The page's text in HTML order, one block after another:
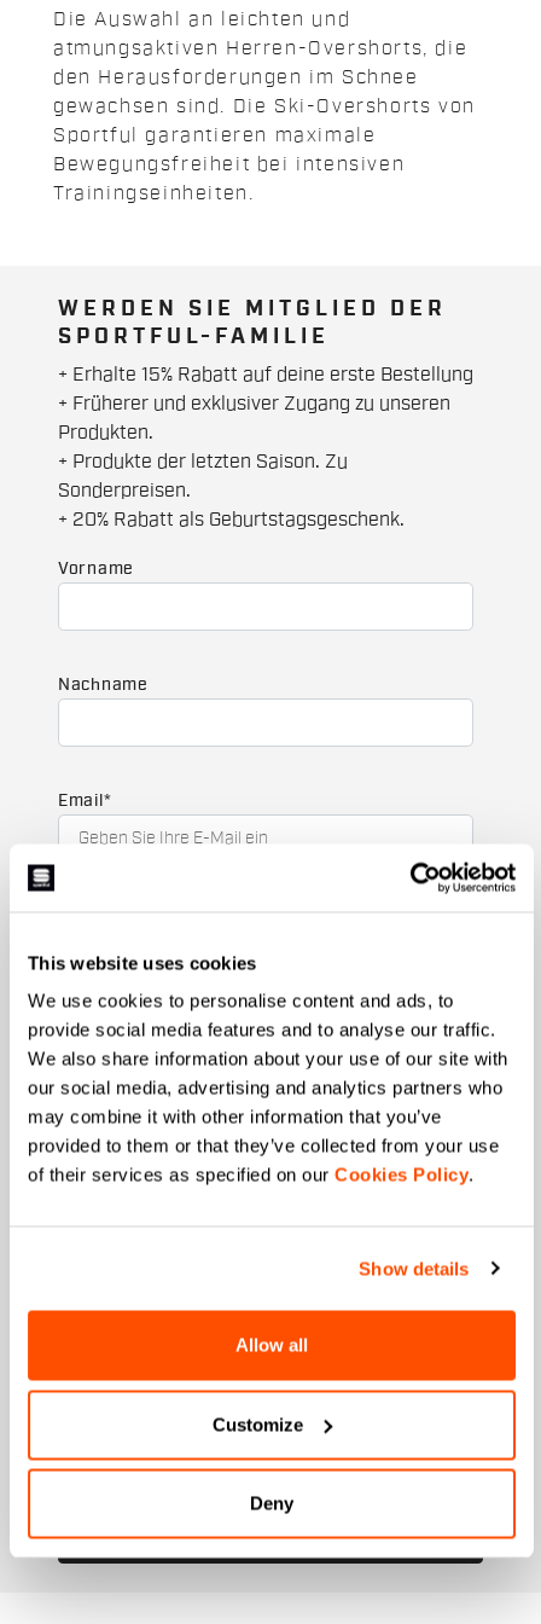
This website uses cookies
We use cookies to personalise content and ads, to
provide social media features and to analyse our traffic.
We also share information about your use of our site with
our social media, advertising and analytics partners who
may combine it with other information that you’ve
provided to them or that they’ve collected from your use
of their services as specified on our Cookies Policy.
Show details
Allow all
Customize
Deny
Die Auswahl an leichten und
atmungsaktiven Herren-Overshorts, die
den Herausforderungen im Schnee
gewachsen sind. Die Ski-Overshorts von
Sportful garantieren maximale
Bewegungsfreiheit bei intensiven
Trainingseinheiten.
WERDEN SIE MITGLIED DER
SPORTFUL-FAMILIE
+ Erhalte 15% Rabatt auf deine erste Bestellung
+ Früherer und exklusiver Zugang zu unseren
Produkten.
+ Produkte der letzten Saison. Zu
Sonderpreisen.
+ 20% Rabatt als Geburtstagsgeschenk.
Vorname
Nachname
Email *
Damen
Für welche Sportarten interessieren Sie sich?
Ski und Wintersport
Cycling
Wann ist Ihr Geburtstag?
Ich ermächtige die Manifattura Valcismon,
Direktmarketingaktivitäten durchzuführen und mir
Ich ermächtige die Manifattura Valcismon, meine
analysieren, um das kommerzielle Angebot zu
verbessern und die Marketingkommunikation